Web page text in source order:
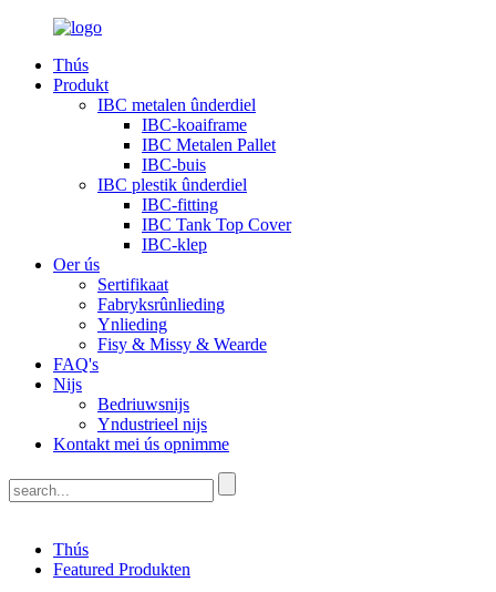
Thús
Produkt
IBC metalen ûnderdiel
IBC-koaiframe
IBC Metalen Pallet
IBC-buis
IBC plestik ûnderdiel
IBC-fitting
IBC Tank Top Cover
IBC-klep
Oer ús
Sertifikaat
Fabryksrûnlieding
Ynlieding
Fisy & Missy & Wearde
FAQ's
Nijs
Bedriuwsnijs
Yndustrieel nijs
Kontakt mei ús opnimme
Thús
Featured Produkten